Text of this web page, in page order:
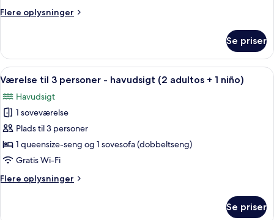
Flere oplysninger
Flere
-
havudsigt
Se priser
Indlæs
alle
billeder
af
Værelse
til
3
-
Pengeskab på værelset, skrivebord,
5
Værelse til 3 personer - havudsigt (2 adultos + 1 niño)
Havudsigt
1 soveværelse
Plads til 3 personer
1 queensize-seng og 1 sovesofa (dobbeltseng)
Gratis Wi-Fi
Flere oplysninger
Flere
Se priser